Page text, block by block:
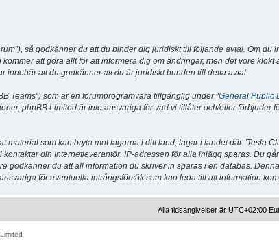
så godkänner du att du binder dig juridiskt till följande avtal. Om du
att göra allt för att informera dig om ändringar, men det vore klokt
innebär att du godkänner att du är juridiskt bunden till detta avtal.
Teams”) som är en forumprogramvara tillgänglig under “General Public
phpBB Limited är inte ansvariga för vad vi tillåter och/eller förbjuder
som kan bryta mot lagarna i ditt land, lagar i landet där “Tesla
din Internetleverantör. IP-adressen för alla inlägg sparas. Du
godkänner du att all information du skriver in sparas i en databas.
för eventuella intrångsförsök som kan leda till att information
Alla tidsangivelser är UTC+02:00